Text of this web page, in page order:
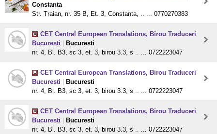
Constanta
Str. Traian, nr. 35 B, Et. 3, Constanta, .. ... 0770270383
CET Central European Translations, Birou Traduceri
Bucuresti
Bucuresti
nr. 4, Bl. B3, sc 3, et. 3, birou 3.3, s .. ... 0722223047
CET Central European Translations, Birou Traduceri
Bucuresti
Bucuresti
nr. 4, Bl. B3, sc 3, et. 3, birou 3.3, s .. ... 0722223047
CET Central European Translations, Birou Traduceri
Bucuresti
Bucuresti
nr. 4, Bl. B3, sc 3, et. 3, birou 3.3, s .. ... 0722223047